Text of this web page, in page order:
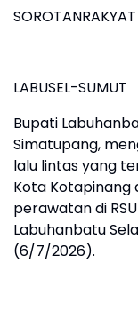
LABUSEL-SUMUT
Bupati
Simatupang,
lalu lintas yang
Kota Kotapinang
perawatan di
Labuhanbatu
(6/7/2026).